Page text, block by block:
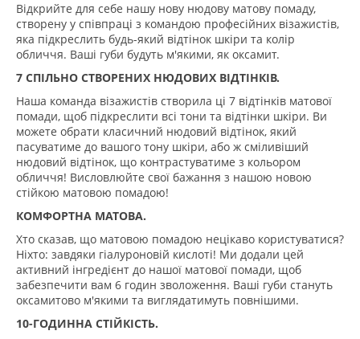
Відкрийте для себе нашу нову нюдову матову помаду,
створену у співпраці з командою професійних візажистів,
яка підкреслить будь-який відтінок шкіри та колір
обличчя. Ваші губи будуть м'якими, як оксамит.
7 СПІЛЬНО СТВОРЕНИХ НЮДОВИХ ВІДТІНКІВ.
Наша команда візажистів створила ці 7 відтінків матової
помади, щоб підкреслити всі тони та відтінки шкіри. Ви
можете обрати класичний нюдовий відтінок, який
пасуватиме до вашого тону шкіри, або ж сміливіший
нюдовий відтінок, що контрастуватиме з кольором
обличчя! Висловлюйте свої бажання з нашою новою
стійкою матовою помадою!
КОМФОРТНА МАТОВА.
Хто сказав, що матовою помадою нецікаво користуватися?
Ніхто: завдяки гіалуроновій кислоті! Ми додали цей
активний інгредієнт до нашої матової помади, щоб
забезпечити вам 6 годин зволоження. Ваші губи стануть
оксамитово м'якими та виглядатимуть повнішими.
10-ГОДИННА СТІЙКІСТЬ.